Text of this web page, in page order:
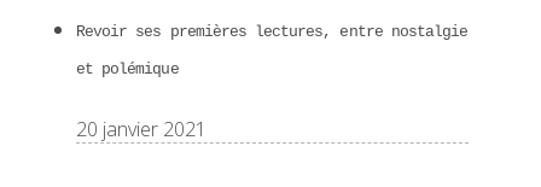
Revoir ses premières lectures, entre nostalgie
et polémique
20 janvier 2021